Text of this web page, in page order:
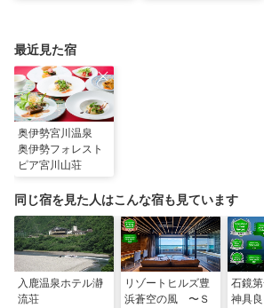
まで
最近見た宿
奥伊勢宮川温泉
奥伊勢フォレスト
ピア宮川山荘
同じ宿を見た人はこんな宿も見ています
入鹿温泉ホテル瀞
流荘
リゾートヒルズ豊
浜蒼空の風 〜Ｓ
石鏡
神具良